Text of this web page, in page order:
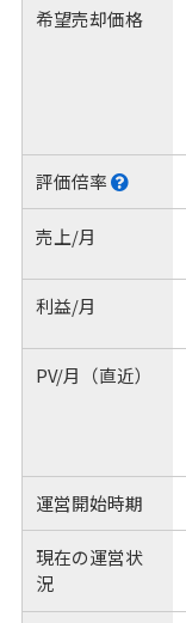
希望売却価格
評価倍率
売上/月
利益/月
PV/月（直近）
運営開始時期
現在の運営状
況